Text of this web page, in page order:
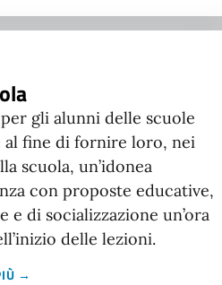
gli alunni delle scuole
al fine di fornire loro, nei
scuola, un’idonea
con proposte educative,
e di socializzazione un’ora
delle lezioni.
→